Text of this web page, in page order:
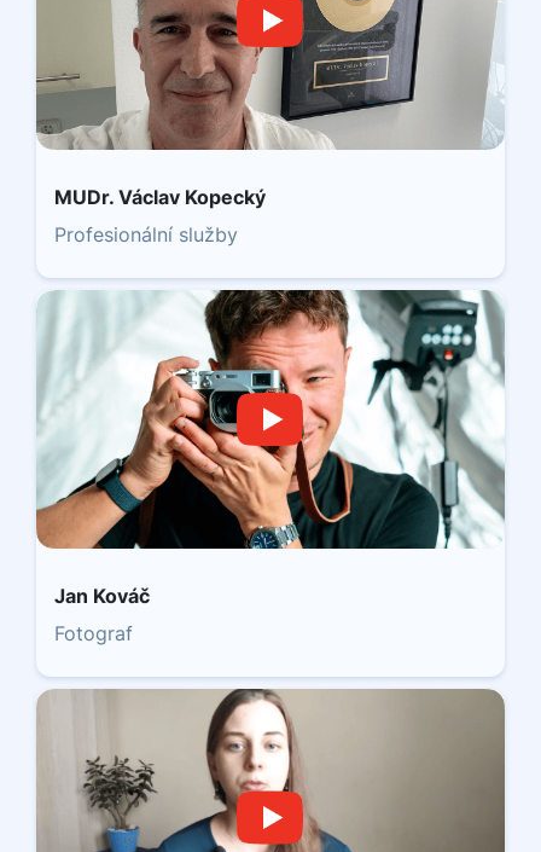
MUDr. Václav Kopecký
Profesionální služby
Jan Kováč
Fotograf